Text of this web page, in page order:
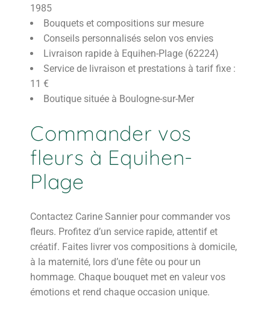
1985
Bouquets et compositions sur mesure
Conseils personnalisés selon vos envies
Livraison rapide à Equihen-Plage (62224)
Service de livraison et prestations à tarif fixe :
11 €
Boutique située à Boulogne-sur-Mer
Commander vos
fleurs à Equihen-
Plage
Contactez Carine Sannier pour commander vos
fleurs. Profitez d’un service rapide, attentif et
créatif. Faites livrer vos compositions à domicile,
à la maternité, lors d’une fête ou pour un
hommage. Chaque bouquet met en valeur vos
émotions et rend chaque occasion unique.